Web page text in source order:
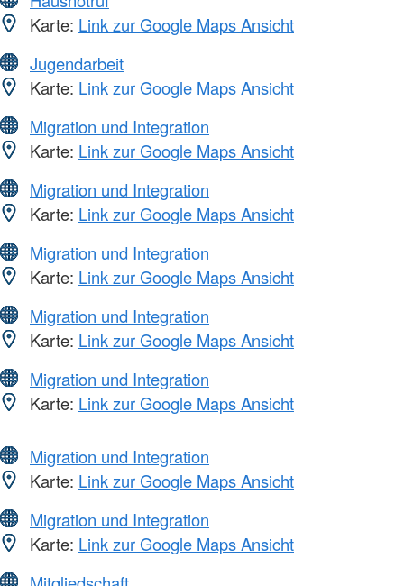
Karte: Link zur Google Maps Ansicht
Jugendarbeit
Karte: Link zur Google Maps Ansicht
Migration und Integration
Karte: Link zur Google Maps Ansicht
Migration und Integration
Karte: Link zur Google Maps Ansicht
Migration und Integration
Karte: Link zur Google Maps Ansicht
Migration und Integration
Karte: Link zur Google Maps Ansicht
Migration und Integration
Karte: Link zur Google Maps Ansicht
Migration und Integration
Karte: Link zur Google Maps Ansicht
Migration und Integration
Karte: Link zur Google Maps Ansicht